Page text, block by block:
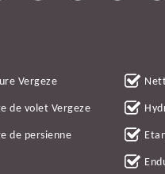
Vergeze
de volet Vergeze
de persienne